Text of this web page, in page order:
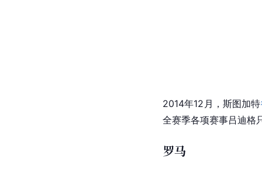
2014年12月，斯图加特
全赛季各项赛事吕迪格
罗马